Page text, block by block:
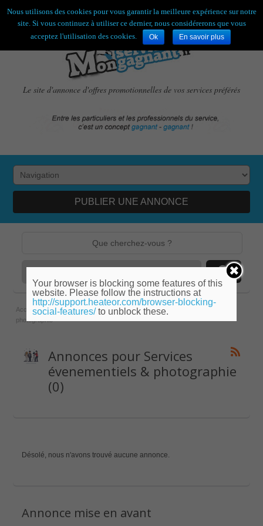
Bienvenue,visiteur ![S'enregistrer|Connexion]
Le site d'annonce d'offres promotionnelles de vos services préférés
PUBLIER UNE ANNONCE
Accueil » Languedoc-Roussillon » Lozère » Services évenementiels &
photographie
Annonces pour Services
évenementiels & photographie
(0)
Désolé, nous n'avons trouvé aucune annonce.
Annonce mise en avant
Nous utilisons des cookies pour vous garantir la meilleure expérience sur notre
site. Si vous continuez à utiliser ce dernier, nous considérerons que vous
acceptez l'utilisation des cookies.
Ok En savoir plus
Your browser is blocking some features of this
website. Please follow the instructions at
http://support.heateor.com/browser-blocking-
social-features/to unblock these.